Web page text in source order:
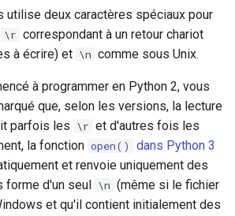
utilise deux caractères spéciaux pour
\r correspondant à un retour chariot
à écrire) et \n comme sous Unix.
à programmer en Python 2, vous
que, selon les versions, la lecture
parfois les \r et d'autres fois les
la fonction open()
dans Python 3
et renvoie uniquement des
forme d'un seul \n (même si le fichier
et qu'il contient initialement des